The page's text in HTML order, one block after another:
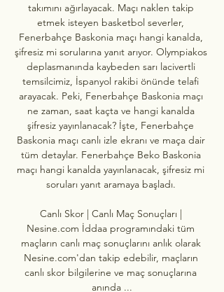
takımını ağırlayacak. Maçı naklen takip
etmek isteyen basketbol severler,
Fenerbahçe Baskonia maçı hangi kanalda,
şifresiz mi sorularına yanıt arıyor. Olympiakos
deplasmanında kaybeden sarı lacivertli
temsilcimiz, İspanyol rakibi önünde telafi
arayacak. Peki, Fenerbahçe Baskonia maçı
ne zaman, saat kaçta ve hangi kanalda
şifresiz yayınlanacak? İşte, Fenerbahçe
Baskonia maçı canlı izle ekranı ve maça dair
tüm detaylar. Fenerbahçe Beko Baskonia
maçı hangi kanalda yayınlanacak, şifresiz mi
soruları yanıt aramaya başladı.
Canlı Skor | Canlı Maç Sonuçları |
Nesine.com İddaa programındaki tüm
maçların canlı maç sonuçlarını anlık olarak
Nesine.com'dan takip edebilir, maçların
canlı skor bilgilerine ve maç sonuçlarına
anında ...